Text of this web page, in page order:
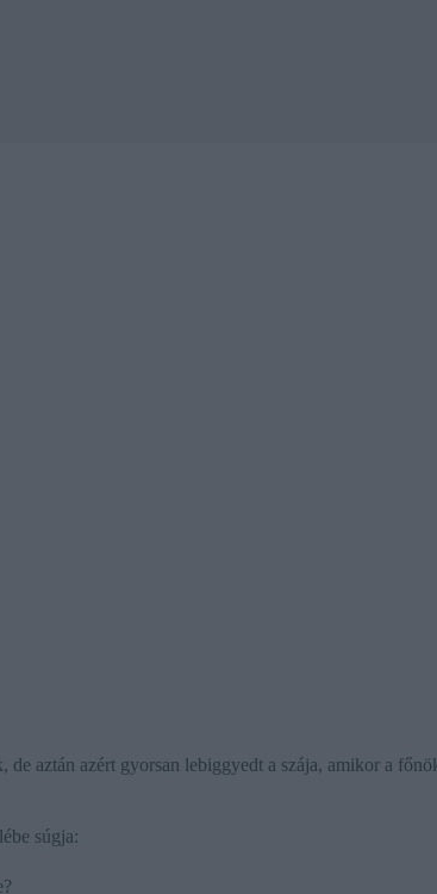
aztán azért gyorsan lebiggyedt a szája, amikor a
súgja: